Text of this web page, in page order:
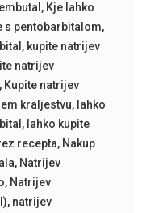
, Kje lahko
s pentobarbitalom,
, kupite natrijev
natrijev
, Kupite natrijev
kraljestvu, lahko
, lahko kupite
recepta, Nakup
, Natrijev
, Natrijev
, natrijev